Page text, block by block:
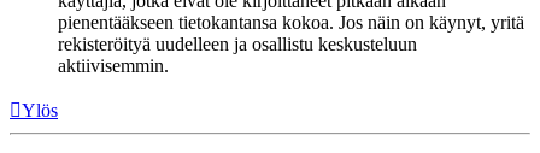
pienentääkseen tietokantansa kokoa. Jos näin on käynyt, yritä
rekisteröityä uudelleen ja osallistu keskusteluun
aktiivisemmin.
Ylös